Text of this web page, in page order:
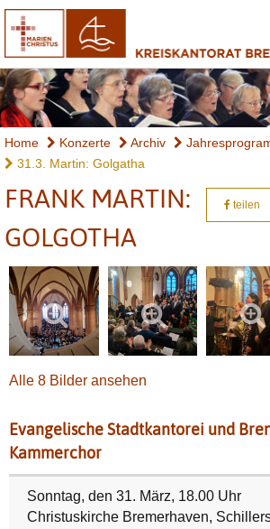
Home Konzerte Archiv
31.3. Martin: Golgatha
FRANK MARTIN:
GOLGOTHA
teilen
Alle 8 Bilder ansehen
Evangelische Stadtkantorei und
Kammerchor
Sonntag, den 31. März, 18.00 Uhr
Christuskirche Bremerhaven,